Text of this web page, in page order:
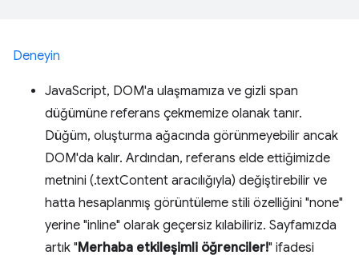
Deneyin
JavaScript, DOM'a ulaşmamıza ve gizli span
düğümüne referans çekmemize olanak tanır.
Düğüm, oluşturma ağacında görünmeyebilir ancak
DOM'da kalır. Ardından, referans elde ettiğimizde
metnini (.textContent aracılığıyla) değiştirebilir ve
hatta hesaplanmış görüntüleme stili özelliğini "none"
yerine "inline" olarak geçersiz kılabiliriz. Sayfamızda
artık "Merhaba etkileşimli öğrenciler!" ifadesi